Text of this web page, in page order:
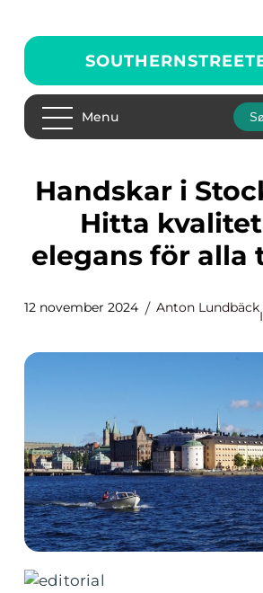
Menu
Handskar i Stockholm –
Hitta
elegans för alla
12 november 2024 Anton Lundbäck